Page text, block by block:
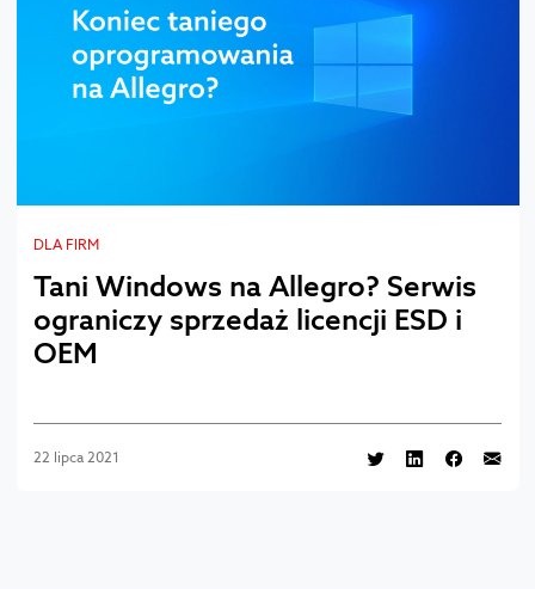
DLA FIRM
Tani Windows na Allegro? Serwis
ograniczy sprzedaż licencji ESD i
OEM
22 lipca 2021